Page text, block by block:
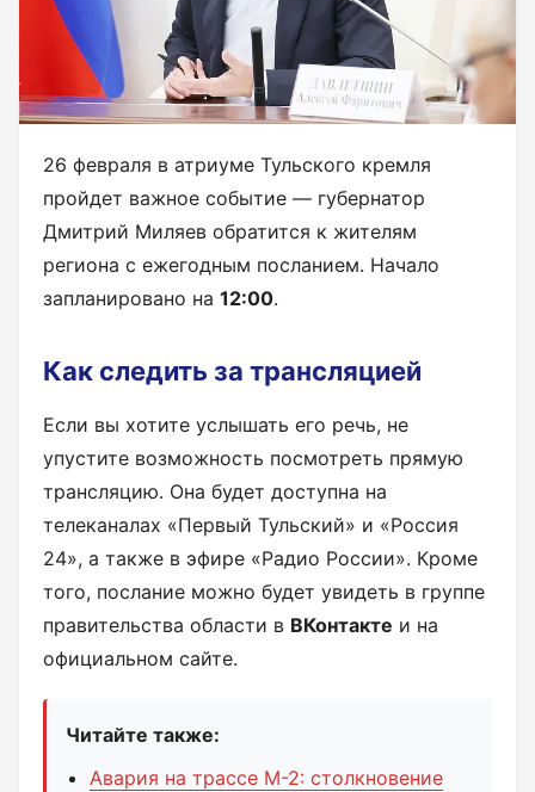
26 февраля в атриуме Тульского кремля
пройдет важное событие — губернатор
Дмитрий Миляев обратится к жителям
региона с ежегодным посланием. Начало
запланировано на 12:00.
Как следить за трансляцией
Если вы хотите услышать его речь, не
упустите возможность посмотреть прямую
трансляцию. Она будет доступна на
телеканалах «Первый Тульский» и «Россия
24», а также в эфире «Радио России». Кроме
того, послание можно будет увидеть в группе
правительства области в ВКонтакте и на
официальном сайте.
Читайте также:
Авария на трассе М-2: столкновение